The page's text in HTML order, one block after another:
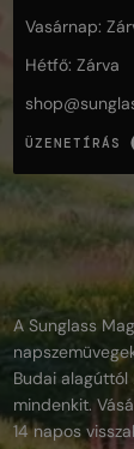
Vasárnap:
Hétfő: Zárva
shop@
ÜZENETÍRÁS
A Sunglass
Budai
mindenkit.
14 napos